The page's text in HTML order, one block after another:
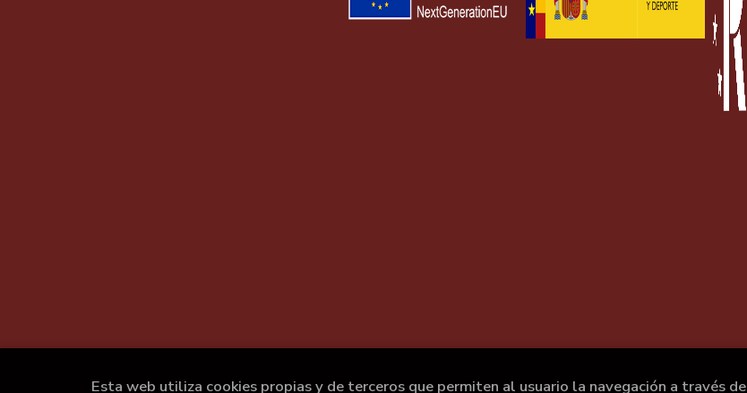
Esta web utiliza cookies propias y de terceros que permiten al usuario la navegación a través de